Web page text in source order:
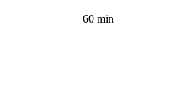
60 min